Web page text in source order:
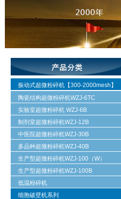
振动式超微粉碎机【300-2000mesh】
陶瓷结构超微粉碎机WZJ-6TC
实验室超微粉碎机 WZJ-6B
制剂室超微粉碎机WZJ-12B
中医院超微粉碎机WZJ-30B
多品种超微粉碎机WZJ-40B
生产型超微粉碎机WZJ-100（W）
生产型超微粉碎机WZJ-100B
低温粉碎机
细胞破壁机系列